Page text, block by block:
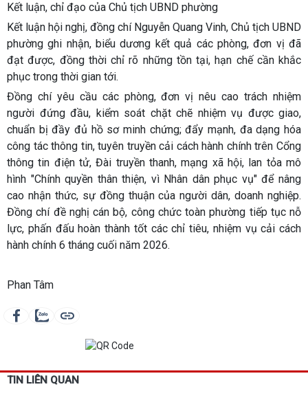
Kết luận, chỉ đạo của Chủ tịch UBND phường
Kết luận hội nghị, đồng chí Nguyễn Quang Vinh, Chủ tịch UBND
phường ghi nhận, biểu dương kết quả các phòng, đơn vị đã
đạt được, đồng thời chỉ rõ những tồn tại, hạn chế cần khắc
phục trong thời gian tới.
Đồng chí yêu cầu các phòng, đơn vị nêu cao trách nhiệm
người đứng đầu, kiểm soát chặt chẽ nhiệm vụ được giao,
chuẩn bị đầy đủ hồ sơ minh chứng; đẩy mạnh, đa dạng hóa
công tác thông tin, tuyên truyền cải cách hành chính trên Cổng
thông tin điện tử, Đài truyền thanh, mạng xã hội, lan tỏa mô
hình "Chính quyền thân thiện, vì Nhân dân phục vụ" để nâng
cao nhận thức, sự đồng thuận của người dân, doanh nghiệp.
Đồng chí đề nghị cán bộ, công chức toàn phường tiếp tục nỗ
lực, phấn đấu hoàn thành tốt các chỉ tiêu, nhiệm vụ cải cách
hành chính 6 tháng cuối năm 2026.
Phan Tâm
TIN LIÊN QUAN